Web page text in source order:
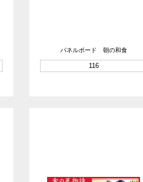
パネルボード 朝の和食
116